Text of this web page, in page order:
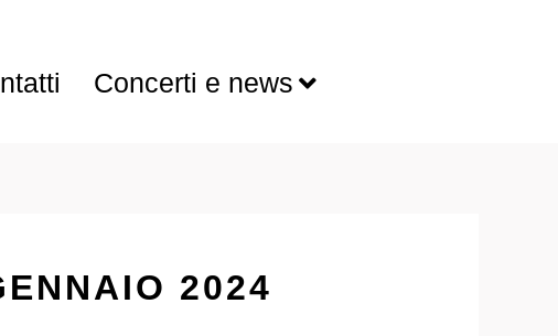
Concerti e news
2024